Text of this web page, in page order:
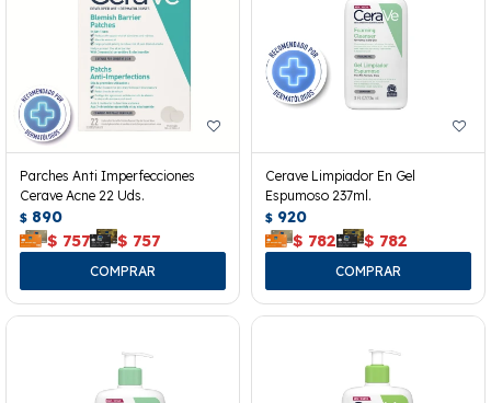
Parches Anti Imperfecciones
Cerave Acne 22 Uds.
$ 890
$ 757 $ 757
Cerave Limpiador En Gel
Espumoso 237ml.
$ 920
$ 782 $ 782